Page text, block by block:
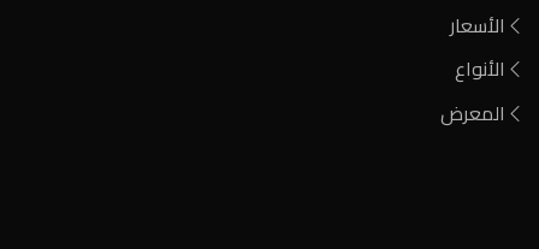
الأسعار
الأنواع
المعرض